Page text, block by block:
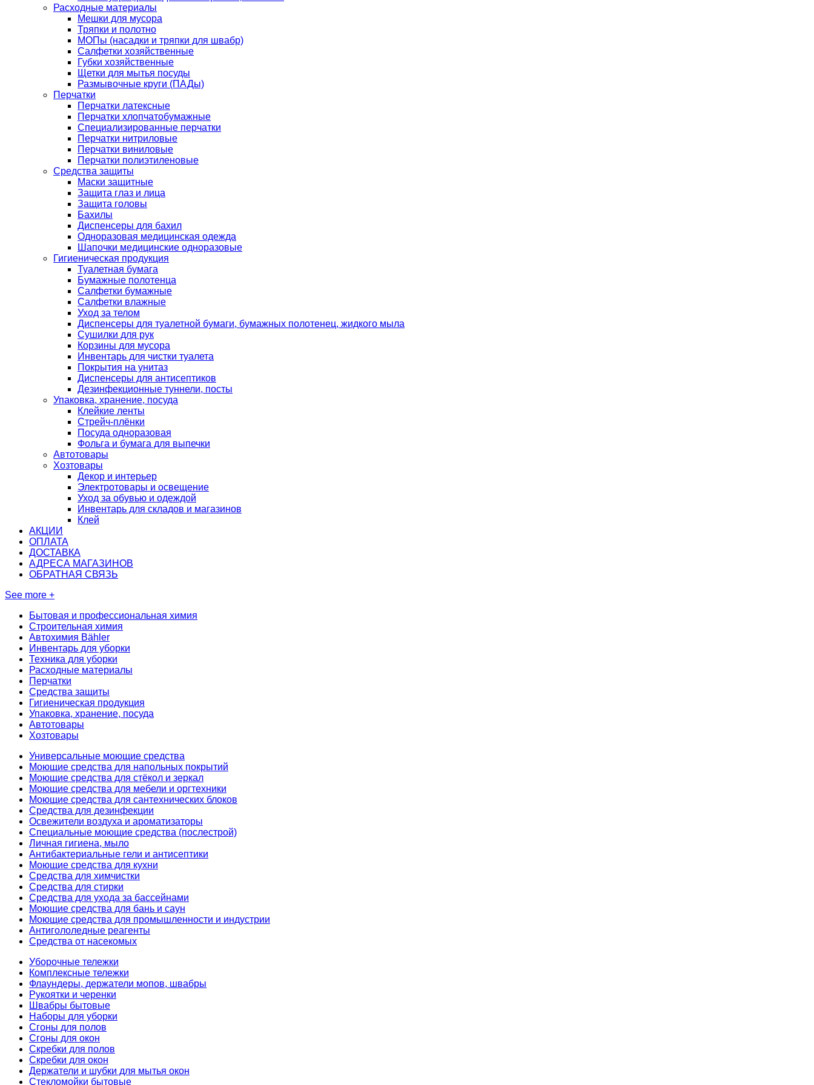
Расходные материалы
Мешки для мусора
Тряпки и полотно
МОПы (насадки и тряпки для швабр)
Салфетки хозяйственные
Губки хозяйственные
Щетки для мытья посуды
Размывочные круги (ПАДы)
Перчатки
Перчатки латексные
Перчатки хлопчатобумажные
Специализированные перчатки
Перчатки нитриловые
Перчатки виниловые
Перчатки полиэтиленовые
Средства защиты
Маски защитные
Защита глаз и лица
Защита головы
Бахилы
Диспенсеры для бахил
Одноразовая медицинская одежда
Шапочки медицинские одноразовые
Гигиеническая продукция
Туалетная бумага
Бумажные полотенца
Салфетки бумажные
Салфетки влажные
Уход за телом
Диспенсеры для туалетной бумаги, бумажных полотенец, жидкого мыла
Сушилки для рук
Корзины для мусора
Инвентарь для чистки туалета
Покрытия на унитаз
Диспенсеры для антисептиков
Дезинфекционные туннели, посты
Упаковка, хранение, посуда
Клейкие ленты
Стрейч-плёнки
Посуда одноразовая
Фольга и бумага для выпечки
Автотовары
Хозтовары
Декор и интерьер
Электротовары и освещение
Уход за обувью и одеждой
Инвентарь для складов и магазинов
Клей
АКЦИИ
ОПЛАТА
ДОСТАВКА
АДРЕСА МАГАЗИНОВ
ОБРАТНАЯ СВЯЗЬ
See more +
Бытовая и профессиональная химия
Строительная химия
Автохимия Bähler
Инвентарь для уборки
Техника для уборки
Расходные материалы
Перчатки
Средства защиты
Гигиеническая продукция
Упаковка, хранение, посуда
Автотовары
Хозтовары
Универсальные моющие средства
Моющие средства для напольных покрытий
Моющие средства для стёкол и зеркал
Моющие средства для мебели и оргтехники
Моющие средства для сантехнических блоков
Средства для дезинфекции
Освежители воздуха и ароматизаторы
Специальные моющие средства (послестрой)
Личная гигиена, мыло
Антибактериальные гели и антисептики
Моющие средства для кухни
Средства для химчистки
Средства для стирки
Средства для ухода за бассейнами
Моющие средства для бань и саун
Моющие средства для промышленности и индустрии
Антигололедные реагенты
Средства от насекомых
Уборочные тележки
Комплексные тележки
Флаундеры, держатели мопов, швабры
Рукоятки и черенки
Швабры бытовые
Наборы для уборки
Сгоны для полов
Сгоны для окон
Скребки для полов
Скребки для окон
Держатели и шубки для мытья окон
Стекломойки бытовые